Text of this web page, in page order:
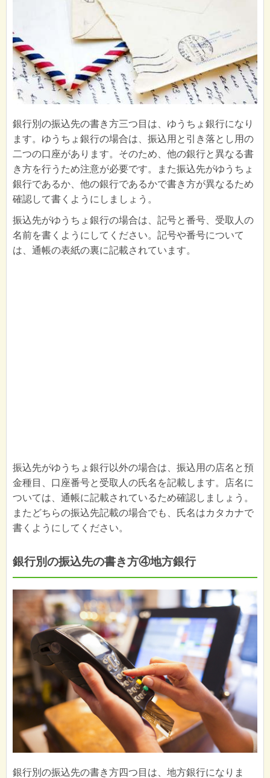
銀行別の振込先の書き方三つ目は、ゆうちょ銀行になり
ます。ゆうちょ銀行の場合は、振込用と引き落とし用の
二つの口座があります。そのため、他の銀行と異なる書
き方を行うため注意が必要です。また振込先がゆうちょ
銀行であるか、他の銀行であるかで書き方が異なるため
確認して書くようにしましょう。
振込先がゆうちょ銀行の場合は、記号と番号、受取人の
名前を書くようにしてください。記号や番号について
は、通帳の表紙の裏に記載されています。
振込先がゆうちょ銀行以外の場合は、振込用の店名と預
金種目、口座番号と受取人の氏名を記載します。店名に
ついては、通帳に記載されているため確認しましょう。
またどちらの振込先記載の場合でも、氏名はカタカナで
書くようにしてください。
銀行別の振込先の書き方④地方銀行
銀行別の振込先の書き方四つ目は、地方銀行になりま